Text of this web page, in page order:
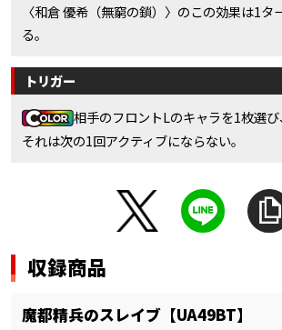
〈和倉 優希（無窮の鎖）〉のこの効果は1タ
る。
トリガー
相手のフロントLのキャラを1枚選び
それは次の1回アクティブにならない。
収録商品
魔都精兵のスレイブ【UA49BT】